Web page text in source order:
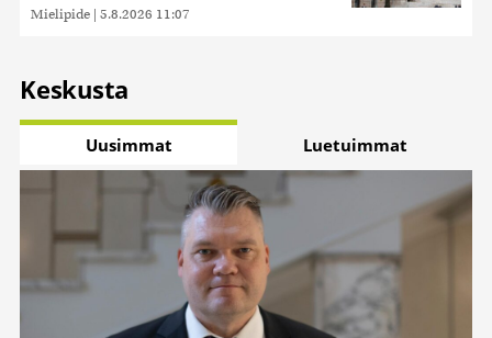
Mielipide | 5.8.2026 11:07
Keskusta
Uusimmat Luetuimmat